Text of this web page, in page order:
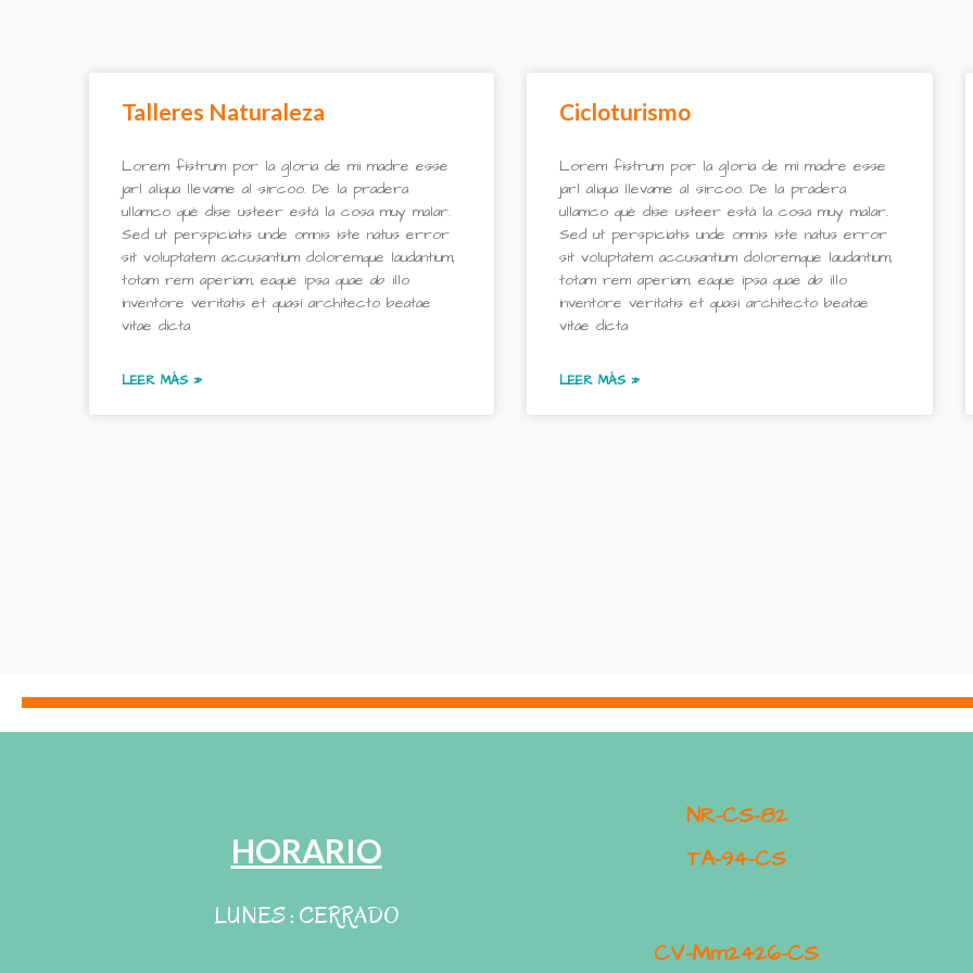
Talleres Naturaleza
Lorem fistrum por la gloria de mi madre esse
jarl aliqua llevame al sircoo. De la pradera
ullamco qué dise usteer está la cosa muy malar.
Sed ut perspiciatis unde omnis iste natus error
sit voluptatem accusantium doloremque laudantium,
totam rem aperiam, eaque ipsa quae ab illo
inventore veritatis et quasi architecto beatae
vitae dicta
LEER MÁS »
Cicloturismo
Lorem fistrum por la gloria de mi madre esse
jarl aliqua llevame al sircoo. De la pradera
ullamco qué dise usteer está la cosa muy malar.
Sed ut perspiciatis unde omnis iste natus error
sit voluptatem accusantium doloremque laudantium,
totam rem aperiam, eaque ipsa quae ab illo
inventore veritatis et quasi architecto beatae
vitae dicta
LEER MÁS »
HORARIO
LUNES : CERRADO
NR-CS-82
TA-94-CS
CV-Mm2426-CS